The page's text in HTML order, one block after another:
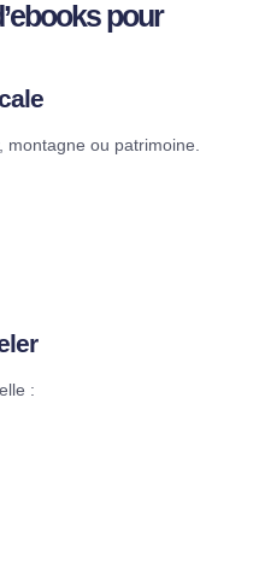
pour
ou patrimoine.
: